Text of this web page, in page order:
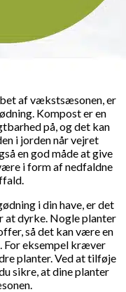
af vækstsæsonen, er
Kompost er en
på, og det kan
i jorden når vejret
en god måde at give
i form af nedfaldne
i din have, er det
at dyrke. Nogle planter
så det kan være en
For eksempel kræver
planter. Ved at tilføje
sikre, at dine planter